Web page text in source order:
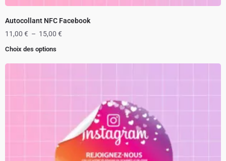
Autocollant NFC Facebook
11,00 € – 15,00 €
Choix des options